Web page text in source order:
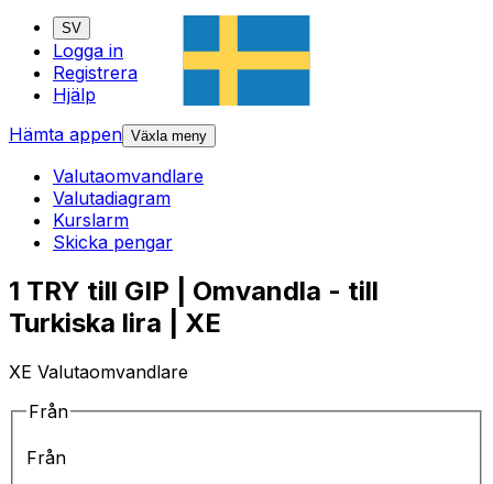
SV
Logga in
Registrera
Hjälp
Hämta appen Växla meny
Valutaomvandlare
Valutadiagram
Kurslarm
Skicka pengar
1 TRY till GIP | Omvandla - till
Turkiska lira | XE
XE Valutaomvandlare
Från
Från